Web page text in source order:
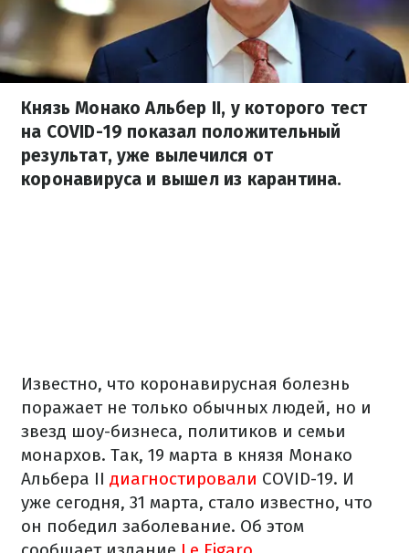
Князь Монако Альбер ІІ, у которого тест
на COVID-19 показал положительный
результат, уже вылечился от
коронавируса и вышел из карантина.
Известно, что коронавирусная болезнь
поражает не только обычных людей, но и
звезд шоу-бизнеса, политиков и семьи
монархов. Так, 19 марта в князя Монако
Альбера ІІ диагностировали COVID-19. И
уже сегодня, 31 марта, стало известно, что
он победил заболевание. Об этом